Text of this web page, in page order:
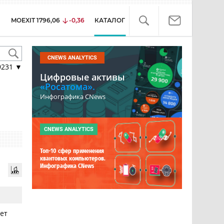
MOEXIT 1796,06 -0,36 КАТАЛОГ
▼
CNEWS ANALYTICS
Цифровые активы
«Росатома».
Инфографика CNews
CNEWS ANALYTICS
Топ-10 сфер применения
квантовых компьютеров.
Инфографика CNews